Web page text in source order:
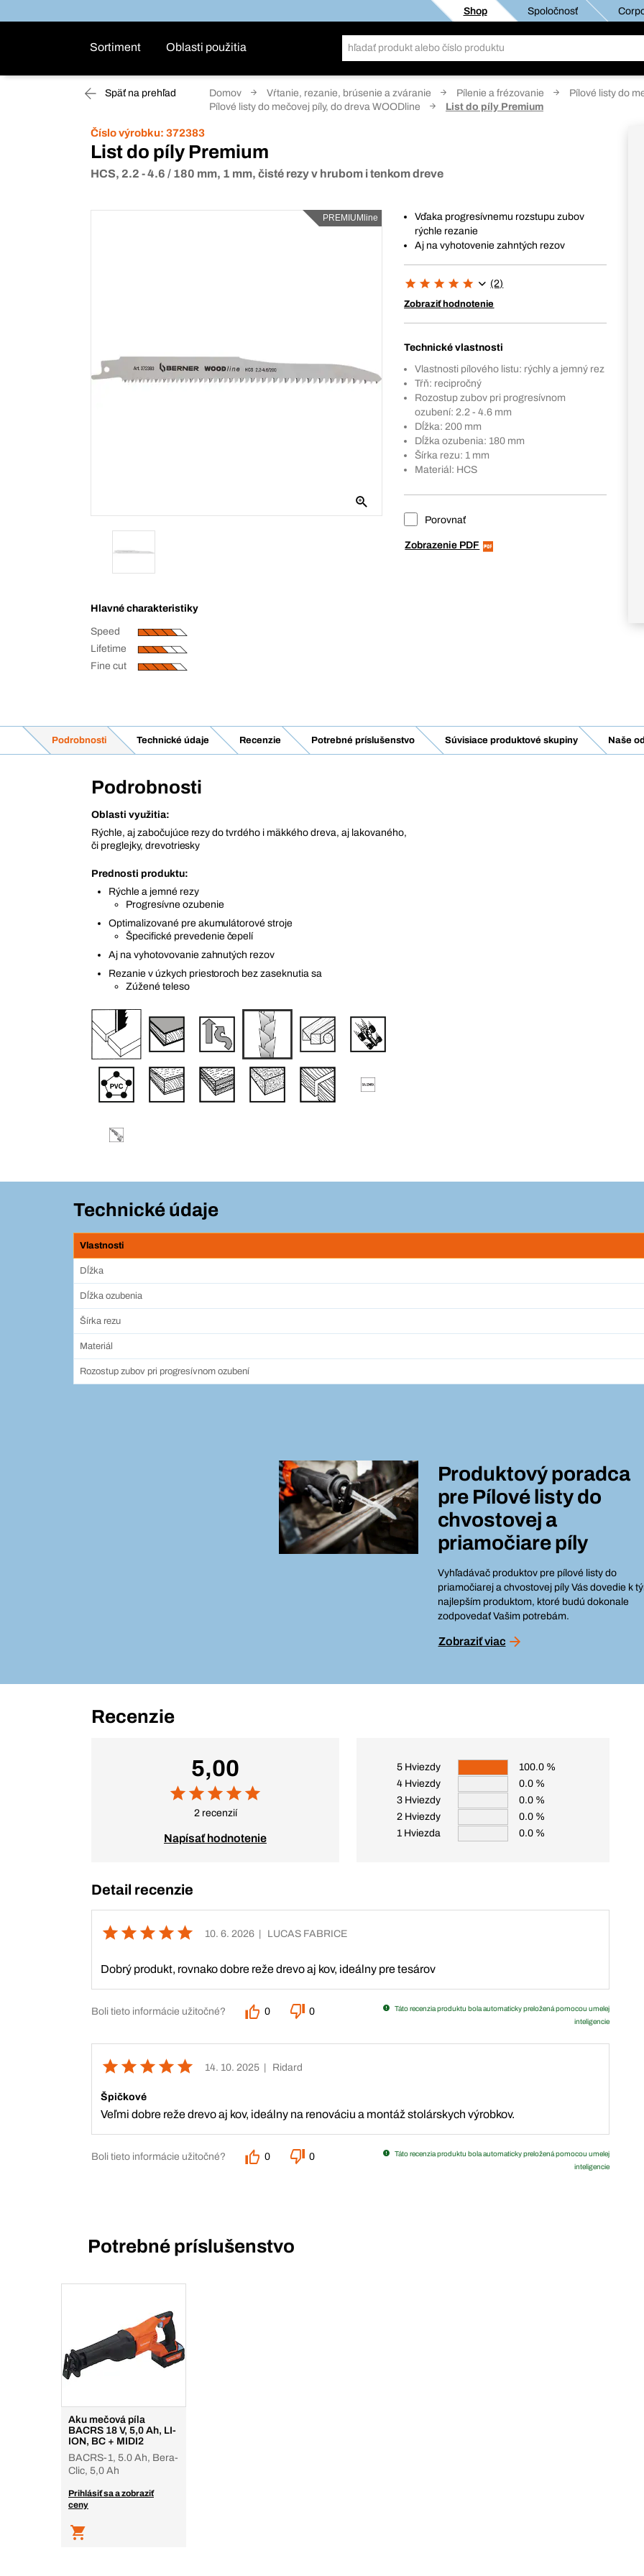
Shop Spoločnosť
Sortiment Oblasti použitia
Späť na prehľad Domov Vŕtanie, rezanie, brúsenie a zváranie Pílenie a frézovanie
Pílové listy do
Pílové listy do mečovej píly, do dreva WOODline
List do píly Premium
Číslo výrobku: 372383
List do píly Premium
HCS, 2.2 - 4.6 / 180 mm, 1 mm, čisté rezy v hrubom i tenkom dreve
PREMIUMline
Hlavné charakteristiky
Speed
Lifetime
Fine cut
Vďaka progresívnemu rozstupu zubov
rýchle rezanie
Aj na vyhotovenie zahntých rezov
(2)
Zobraziť hodnotenie
Technické vlastnosti
Vlastnosti pílového listu: rýchly a jemný rez
Tŕň: recipročný
Rozostup zubov pri progresívnom
ozubení: 2.2 - 4.6 mm
Dĺžka: 200 mm
Dĺžka ozubenia: 180 mm
Šírka rezu: 1 mm
Materiál: HCS
Porovnať
Zobrazenie PDF
Podrobnosti Technické údaje Recenzie Potrebné príslušenstvo Súvisiace produktové skupiny Naše
Podrobnosti
Oblasti využitia:
Rýchle, aj zabočujúce rezy do tvrdého i mäkkého dreva, aj lakovaného,
či preglejky, drevotriesky
Prednosti produktu:
Rýchle a jemné rezy
Progresívne ozubenie
Optimalizované pre akumulátorové stroje
Špecifické prevedenie čepelí
Aj na vyhotovovanie zahnutých rezov
Rezanie v úzkych priestoroch bez zaseknutia sa
Zúžené teleso
Technické údaje
Vlastnosti
Dĺžka
Dĺžka ozubenia
Šírka rezu
Materiál
Rozostup zubov pri progresívnom ozubení
Produktový poradca
pre Pílové listy do
chvostovej a
priamočiare píly
Vyhľadávač produktov pre pílové listy do
priamočiarej a chvostovej píly Vás dovedie k
najlepším produktom, ktoré budú dokonale
zodpovedať Vašim potrebám.
Zobraziť viac
Recenzie
5,00
2 recenzií
Napísať hodnotenie
5 Hviezdy
100.0 %
4 Hviezdy
0.0 %
3 Hviezdy
0.0 %
2 Hviezdy
0.0 %
1 Hviezda
0.0 %
Detail recenzie
10. 6. 2026 | LUCAS FABRICE
Dobrý produkt, rovnako dobre reže drevo aj kov, ideálny pre tesárov
Boli tieto informácie užitočné? 0 0
Táto recenzia produktu bola automaticky preložená pomocou umelej
inteligencie
14. 10. 2025 | Ridard
Špičkové
Veľmi dobre reže drevo aj kov, ideálny na renováciu a montáž stolárskych výrobkov.
Boli tieto informácie užitočné? 0 0
Táto recenzia produktu bola automaticky preložená pomocou umelej
inteligencie
Potrebné príslušenstvo
Aku mečová píla
BACRS 18 V, 5,0 Ah, LI-
ION, BC + MIDI2
BACRS-1, 5.0 Ah, Bera-
Clic, 5,0 Ah
Prihlásiť sa a zobraziť
ceny